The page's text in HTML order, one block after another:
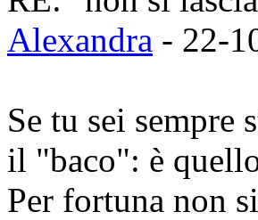
Alexandra - 22-
Se tu sei sempre
il "baco": è
Per fortuna non